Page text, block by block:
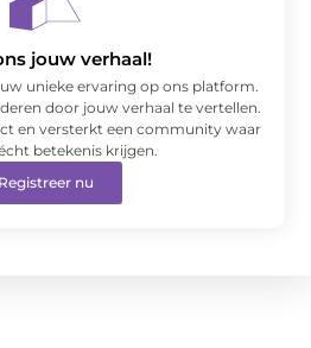
jouw verhaal!
unieke ervaring op ons platform.
door jouw verhaal te vertellen.
en versterkt een community waar
betekenis krijgen.
Registreer nu